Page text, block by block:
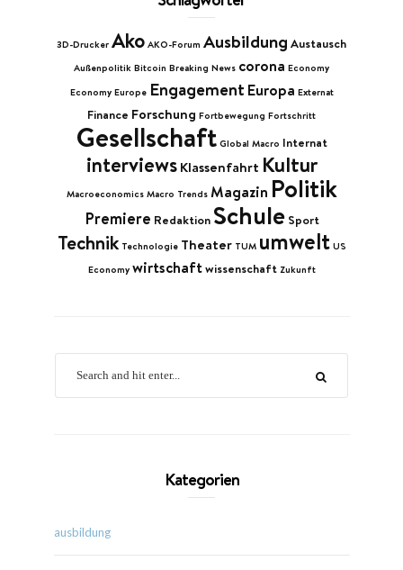
3D-Drucker Ako AKO-Forum Ausbildung Austausch
Außenpolitik Bitcoin Breaking News corona Economy
Economy Europe Engagement Europa Externat
Finance Forschung Fortbewegung Fortschritt
Gesellschaft Global Macro Internat
interviews Klassenfahrt Kultur
Macroeconomics Macro Trends Magazin Politik
Premiere Redaktion Schule Sport
Technik Technologie Theater TUM umwelt US
Economy wirtschaftwissenschaft Zukunft
Kategorien
ausbildung